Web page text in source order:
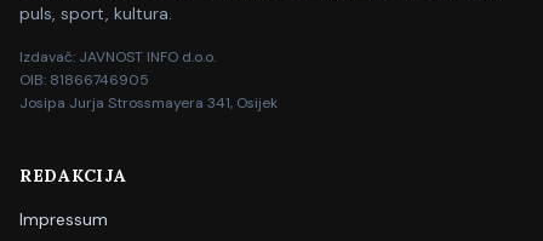
puls, sport, kultura.
Izdavač: JAVNOST INFO d.o.o.
OIB: 81866746905
Josipa Jurja Strossmayera 341, Osijek
REDAKCIJA
Impressum